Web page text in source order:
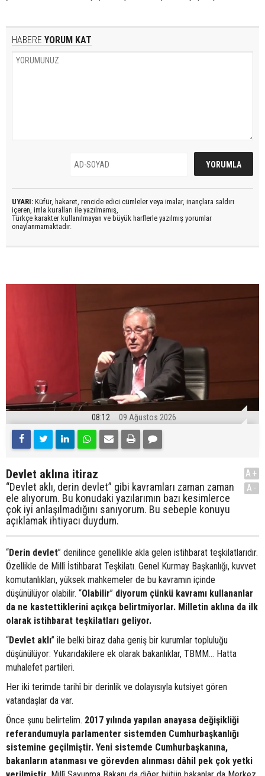
HABERE YORUM KAT
UYARI: Küfür, hakaret, rencide edici cümleler veya imalar, inançlara saldırı
içeren, imla kuralları ile yazılmamış,
Türkçe karakter kullanılmayan ve büyük harflerle yazılmış yorumlar
onaylanmamaktadır.
08:12 09 Ağustos 2026
Devlet aklına itiraz
“Devlet aklı, derin devlet” gibi kavramları zaman zaman
ele alıyorum. Bu konudaki yazılarımın bazı kesimlerce
çok iyi anlaşılmadığını sanıyorum. Bu sebeple konuyu
açıklamak ihtiyacı duydum.
A+
A-
“Derin devlet” denilince genellikle akla gelen istihbarat teşkilatlarıdır.
Özellikle de Millî İstihbarat Teşkilatı. Genel Kurmay Başkanlığı, kuvvet
komutanlıkları, yüksek mahkemeler de bu kavramın içinde
düşünülüyor olabilir. “Olabilir” diyorum çünkü kavramı kullananlar
da ne kastettiklerini açıkça belirtmiyorlar. Milletin aklına da ilk
olarak istihbarat teşkilatları geliyor.
“Devlet aklı” ile belki biraz daha geniş bir kurumlar topluluğu
düşünülüyor: Yukarıdakilere ek olarak bakanlıklar, TBMM… Hatta
muhalefet partileri.
Her iki terimde tarihî bir derinlik ve dolayısıyla kutsiyet gören
vatandaşlar da var.
Önce şunu belirtelim. 2017 yılında yapılan anayasa değişikliği
referandumuyla parlamenter sistemden Cumhurbaşkanlığı
sistemine geçilmiştir. Yeni sistemde Cumhurbaşkanına,
bakanların atanması ve görevden alınması dâhil pek çok yetki